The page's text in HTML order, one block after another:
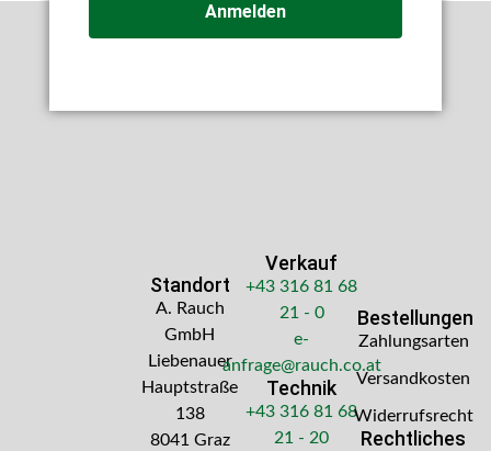
Anmelden
Standort
A. Rauch
GmbH
Liebenauer
Hauptstraße
138
8041 Graz
Verkauf
+43 316 81 68
21 - 0
e-
anfrage@rauch.co.at
Technik
+43 316 81 68
21 - 20
Bestellungen
Zahlungsarten
Versandkosten
Widerrufsrecht
Rechtliches